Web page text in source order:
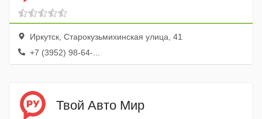
Иркутск, Старокузьмихинская улица, 41
+7 (3952) 98-64-...
Твой Авто Мир